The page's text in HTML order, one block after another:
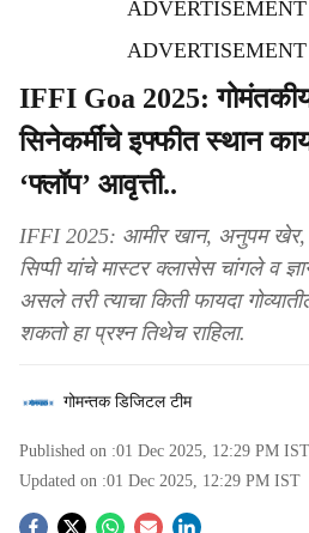
IFFI Goa 2025:
सिनेकर्मींचे इफ्फीत स्थान
‘फ्लॉप’ आवृत्ती..
IFFI 2025: आमीर खान, अनुपम खेर,
सिप्पी यांचे मास्टर क्लासेस चांगले व
असले तरी त्याचा किती फायदा
शकतो हा प्रश्न तिथेच राहिला.
गोमन्तक डिजिटल टीम
Published on :01 Dec 2025, 12:29 PM IST
Updated on :01 Dec 2025, 12:29 PM IST